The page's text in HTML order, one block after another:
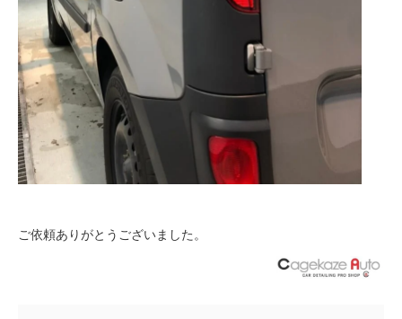
ご依頼ありがとうございました。